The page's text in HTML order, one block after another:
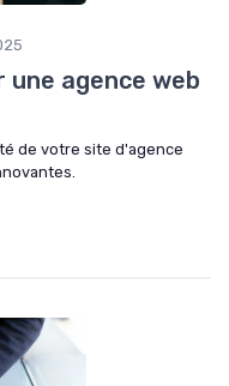
agence web
de votre site d'agence